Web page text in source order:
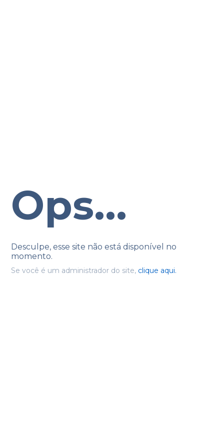
Ops...
Desculpe, esse site não está disponível no
momento.
Se você é um administrador do site, clique aqui.